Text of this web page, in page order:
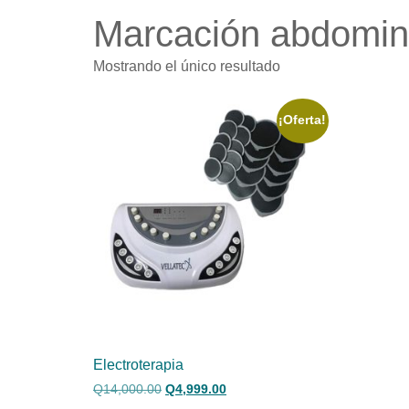
Marcación
Mostrando el único resultado
¡Oferta!
Electroterapia
Q14,000.00 Q4,999.00